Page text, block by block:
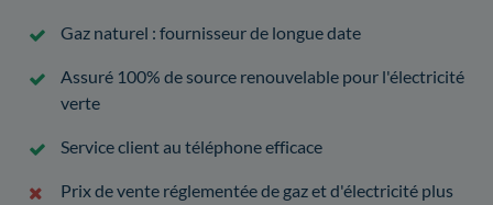
Gaz naturel : fournisseur de longue date
Assuré 100% de source renouvelable pour l'électricité
verte
Service client au téléphone efficace
Prix de vente réglementée de gaz et d'électricité plus